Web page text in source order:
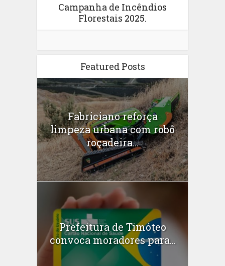
Campanha de Incêndios
Florestais 2025.
Featured Posts
Fabriciano reforça
limpeza urbana com robô
roçadeira...
Prefeitura de Timóteo
convoca moradores para...